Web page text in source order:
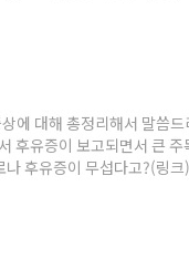
매사 불안한 느낌을 갖게
에 대해 총정리해서 말씀
후유증이 보고되면서 큰
후유증이 무섭다고?(링
는 걸렸던 환자가 다시